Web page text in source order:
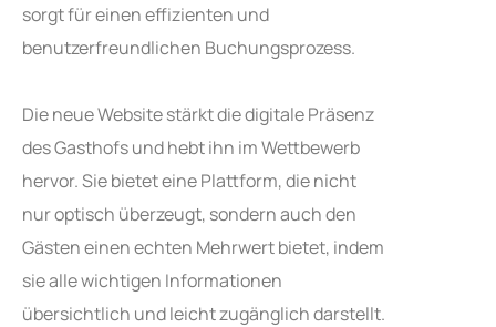
sorgt für einen effizienten und
benutzerfreundlichen Buchungsprozess.
Die neue Website stärkt die digitale Präsenz
des Gasthofs und hebt ihn im Wettbewerb
hervor. Sie bietet eine Plattform, die nicht
nur optisch überzeugt, sondern auch den
Gästen einen echten Mehrwert bietet, indem
sie alle wichtigen Informationen
übersichtlich und leicht zugänglich darstellt.